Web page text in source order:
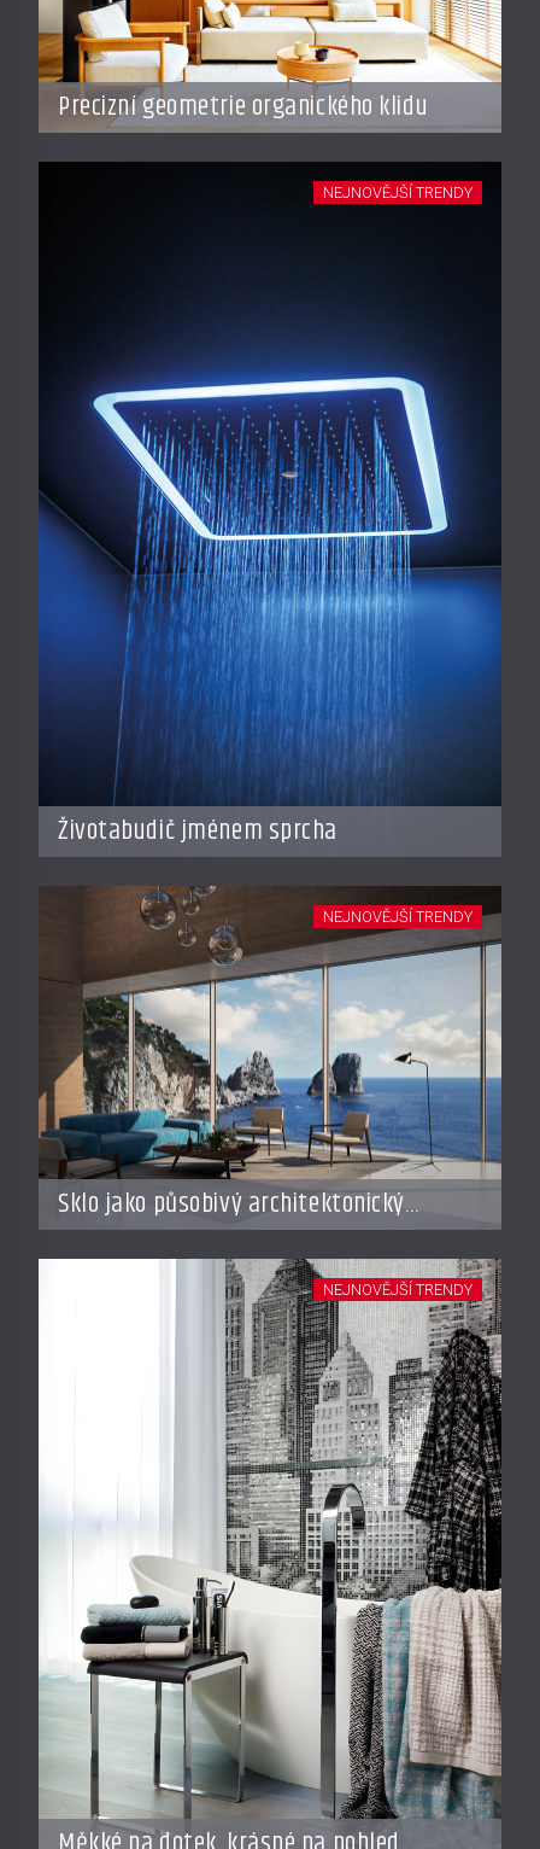
Precizní geometrie organického klidu
Životabudič jménem sprcha
NEJNOVĚJŠÍ TRENDY
Sklo jako působivý architektonický
materiál
NEJNOVĚJŠÍ TRENDY
NEJNOVĚJŠÍ TRENDY